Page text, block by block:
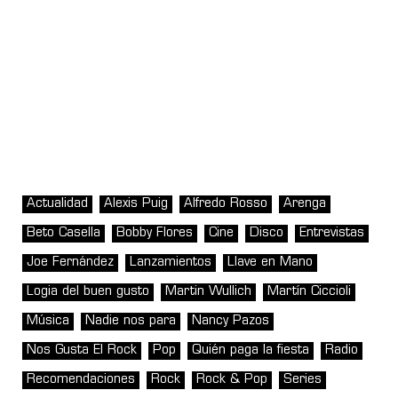
Actualidad Alexis Puig Alfredo Rosso Arenga
Beto Casella Bobby Flores Cine Disco Entrevistas
Joe Fernández Lanzamientos Llave en Mano
Logia del buen gusto Martin Wullich Martín Ciccioli
Música Nadie nos para Nancy Pazos
Nos Gusta El Rock Pop Quién paga la fiesta Radio
Recomendaciones Rock Rock & Pop Series